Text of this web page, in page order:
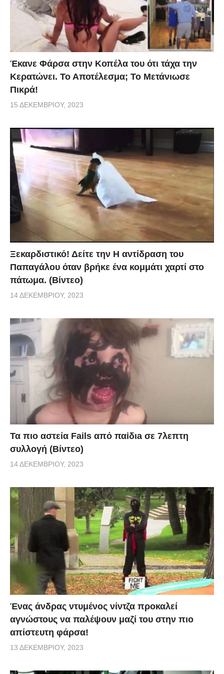
Έκανε Φάρσα στην Κοπέλα του ότι τάχα την
Κερατώνει. Το Αποτέλεσμα; Το Μετάνιωσε
Πικρά!
15 ΔΕΚΕΜΒΡΊΟΥ, 2023
Ξεκαρδιστικό! Δείτε την Η αντίδραση του
Παπαγάλου όταν βρήκε ένα κομμάτι χαρτί στο
πάτωμα. (Βίντεο)
14 ΔΕΚΕΜΒΡΊΟΥ, 2023
Τα πιο αστεία Fails από παiδιa σε 7λεπτη
συλλογή (Βίντεο)
14 ΔΕΚΕΜΒΡΊΟΥ, 2023
Ένας άνδρας ντυμένος νίντζα προκαλεί
αγνώστους να παλέψουν μαζί του στην πιο
απίστευτη φάρσα!
13 ΔΕΚΕΜΒΡΊΟΥ, 2023